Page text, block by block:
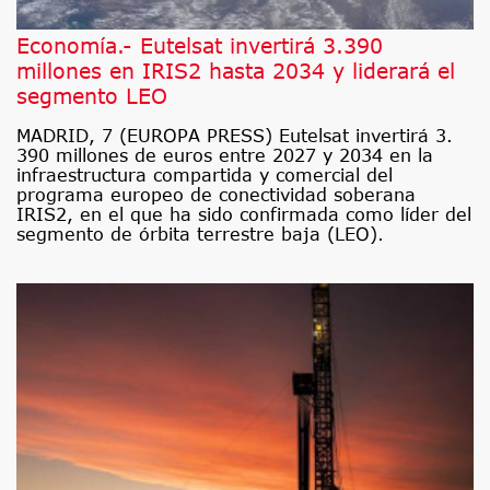
Economía.- Eutelsat invertirá 3.390
millones en IRIS2 hasta 2034 y liderará el
segmento LEO
MADRID, 7 (EUROPA PRESS) Eutelsat invertirá 3.
390 millones de euros entre 2027 y 2034 en la
infraestructura compartida y comercial del
programa europeo de conectividad soberana
IRIS2, en el que ha sido confirmada como líder del
segmento de órbita terrestre baja (LEO).